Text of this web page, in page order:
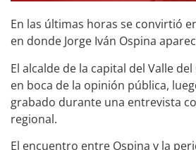
En las últimas horas se convirtió
en donde Jorge Iván Ospina
El alcalde de la capital del Valle
en boca de la opinión pública,
grabado durante una entrevista
regional.
El encuentro entre Ospina y la